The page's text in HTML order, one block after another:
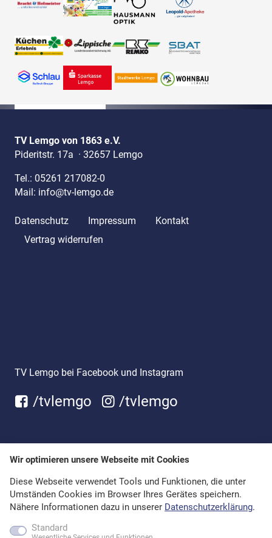
TV Lemgo von 1863 e.V.
Pideritstr. 17a · 32657 Lemgo
Tel.: 05261 217082-0
Mail: info@tv-lemgo.de
Datenschutz Impressum
Kontakt
Vertrag widerrufen
TV Lemgo bei Facebook und Instagram
/tvlemgo /tvlemgo
Wir optimieren unsere Webseite mit Cookies
Diese Webseite verwendet Tools und Funktionen, die unter
Umständen Cookies im Browser Ihres Gerätes speichern.
Nähere Informationen dazu in unserer Datenschutzerklärung.
Standard